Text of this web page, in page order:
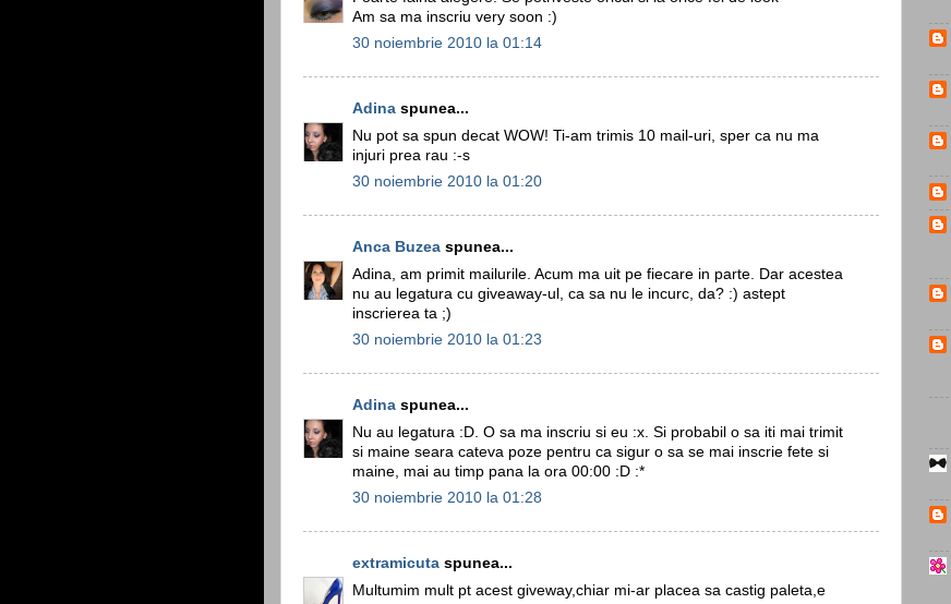
Am sa ma inscriu very soon :)
30 noiembrie 2010 la 01:14
Adina spunea...
Nu pot sa spun decat WOW! Ti-am trimis 10 mail-uri, sper ca nu ma
injuri prea rau :-s
30 noiembrie 2010 la 01:20
Anca Buzea spunea...
Adina, am primit mailurile. Acum ma uit pe fiecare in parte. Dar acestea
nu au legatura cu giveaway-ul, ca sa nu le incurc, da? :) astept
inscrierea ta ;)
30 noiembrie 2010 la 01:23
Adina spunea...
Nu au legatura :D. O sa ma inscriu si eu :x. Si probabil o sa iti mai trimit
si maine seara cateva poze pentru ca sigur o sa se mai inscrie fete si
maine, mai au timp pana la ora 00:00 :D :*
30 noiembrie 2010 la 01:28
extramicuta spunea...
Multumim mult pt acest giveway,chiar mi-ar placea sa castig paleta,e